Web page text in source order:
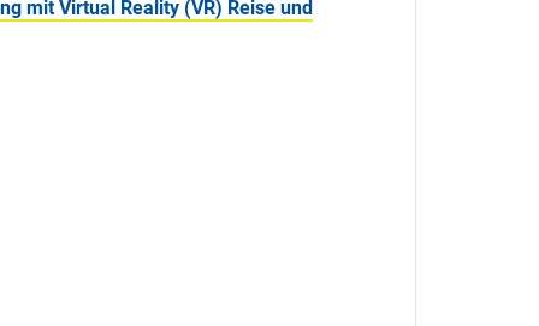
mit Virtual Reality (VR) Reise und